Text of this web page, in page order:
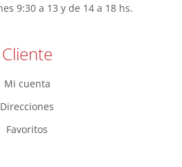
9:30 a 13 y de 14 a 18 hs.
Cliente
Mi cuenta
Direcciones
Favoritos